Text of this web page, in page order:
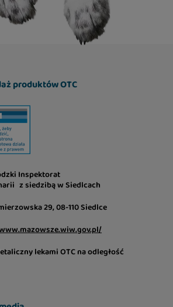
produktów OTC
Inspektorat
z siedzibą w Siedlcach
29, 08-110 Siedlce
lekami OTC na odległość